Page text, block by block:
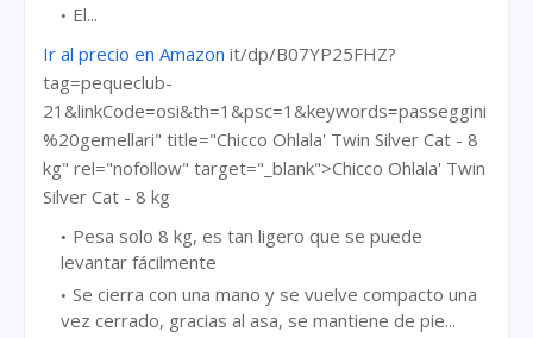
El...
Ir al precio en Amazon it/dp/B07YP25FHZ?
tag=pequeclub-
21&linkCode=osi&th=1&psc=1&keywords=passeggini
%20gemellari" title="Chicco Ohlala' Twin Silver Cat - 8
kg" rel="nofollow" target="_blank">Chicco Ohlala' Twin
Silver Cat - 8 kg
Pesa solo 8 kg, es tan ligero que se puede
levantar fácilmente
Se cierra con una mano y se vuelve compacto una
vez cerrado, gracias al asa, se mantiene de pie...